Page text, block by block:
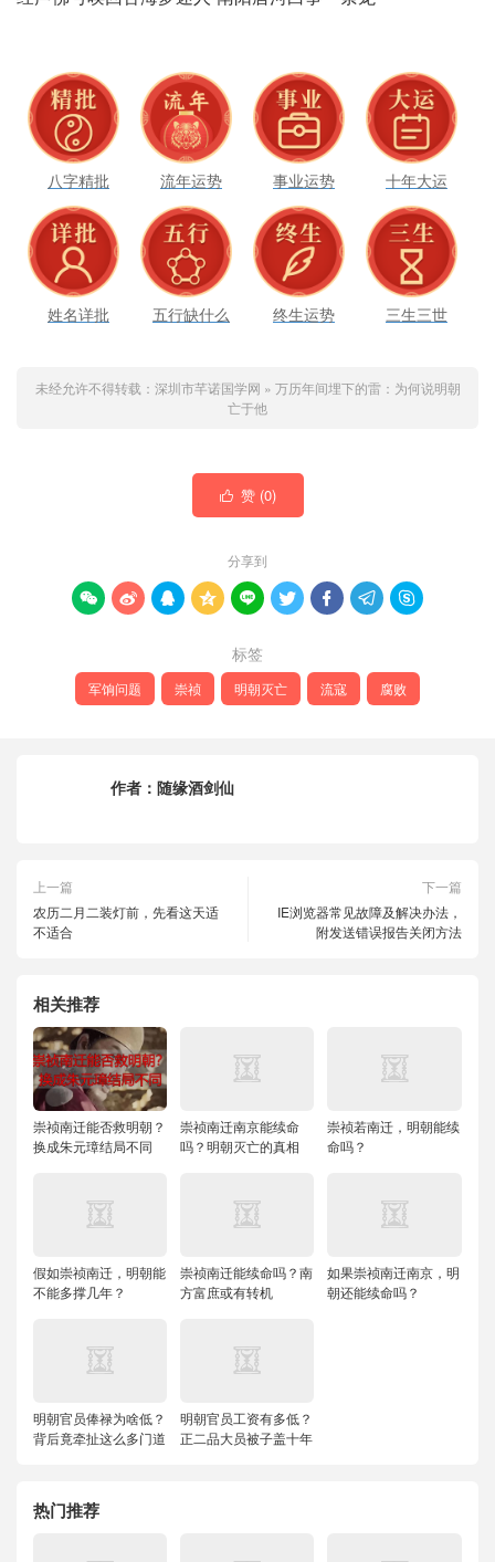
八字精批 流年运势 事业运势 十年大运
姓名详批 五行缺什么 终生运势 三生三世
未经允许不得转载： 深圳市芊诺国学网 » 万历年间埋下的雷：为何说明朝
亡于他
 赞 (0)
分享到
        
标签
军饷问题 崇祯 明朝灭亡 流寇 腐败
作者： 随缘酒剑仙
上一篇
农历二月二装灯前，先看这天适
不适合
下一篇
IE浏览器常见故障及解决办法，
附发送错误报告关闭方法
相关推荐
崇祯南迁能否救明朝？
换成朱元璋结局不同
崇祯南迁南京能续命
吗？明朝灭亡的真相
崇祯若南迁，明朝能续
命吗？
假如崇祯南迁，明朝能
不能多撑几年？
崇祯南迁能续命吗？南
方富庶或有转机
如果崇祯南迁南京，明
朝还能续命吗？
明朝官员俸禄为啥低？
背后竟牵扯这么多门道
明朝官员工资有多低？
正二品大员被子盖十年
热门推荐